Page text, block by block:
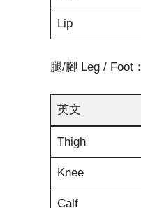
Lip
腿/腳 Leg / Foot：
英文
Thigh
Knee
Calf